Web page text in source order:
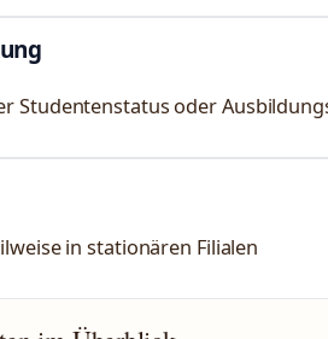
Studentenstatus oder
in stationären Filialen